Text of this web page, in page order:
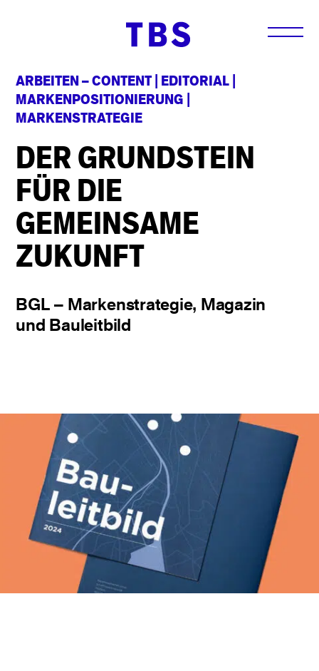
ARBEITEN –CONTENT| EDITORIAL |
MARKENPOSITIONIERUNG |
MARKENSTRATEGIE
DER GRUNDSTEIN
FÜR DIE
GEMEINSAME
ZUKUNFT
BGL – Markenstrategie, Magazin
und Bauleitbild